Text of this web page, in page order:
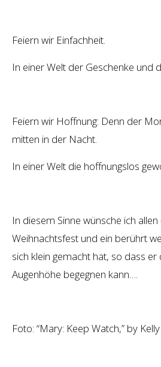
Feiern wir Einfachheit.
In einer Welt der Geschenke und
Feiern wir Hoffnung: Denn der
mitten in der Nacht.
In einer Welt die hoffnungslos
In diesem Sinne wünsche ich
Weihnachtsfest und ein berührt
sich klein gemacht hat, so dass
Augenhöhe begegnen kann….
Foto: “Mary: Keep Watch,” by